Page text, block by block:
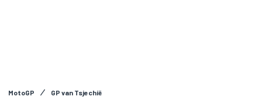
MotoGP GP van Tsjechië